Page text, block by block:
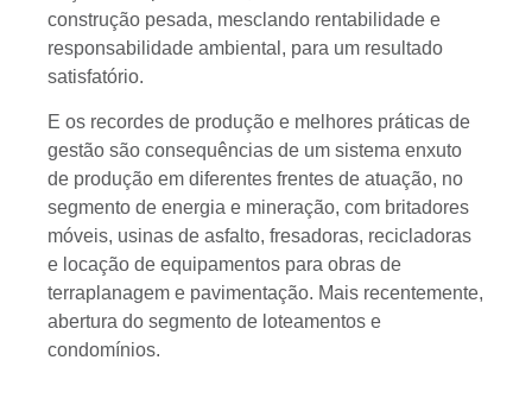
construção pesada, mesclando rentabilidade e
responsabilidade ambiental, para um resultado
satisfatório.
E os recordes de produção e melhores práticas de
gestão são consequências de um sistema enxuto
de produção em diferentes frentes de atuação, no
segmento de energia e mineração, com britadores
móveis, usinas de asfalto, fresadoras, recicladoras
e locação de equipamentos para obras de
terraplanagem e pavimentação. Mais recentemente,
abertura do segmento de loteamentos e
condomínios.